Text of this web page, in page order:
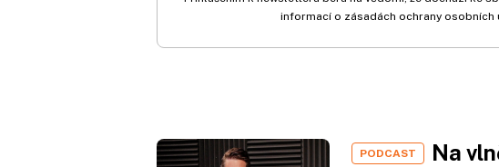
informací o zásadách ochrany osobních
PODCAST
Na